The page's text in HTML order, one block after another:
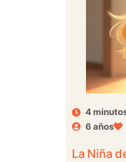
4
6 años
La Niña